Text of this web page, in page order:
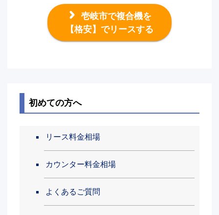
壱岐市で複合機を
【格安】でリースする
初めての方へ
リース料金相場
カウンター料金相場
よくあるご質問